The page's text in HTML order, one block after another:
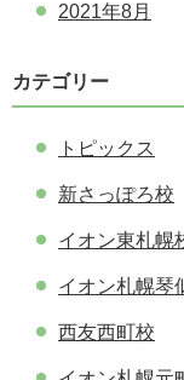
2021年8月
カテゴリー
トピックス
新さっぽろ校
イオン東札幌
イオン札幌琴
西友西町校